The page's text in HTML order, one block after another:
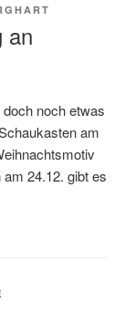
an
noch etwas
am
24.12. gibt es